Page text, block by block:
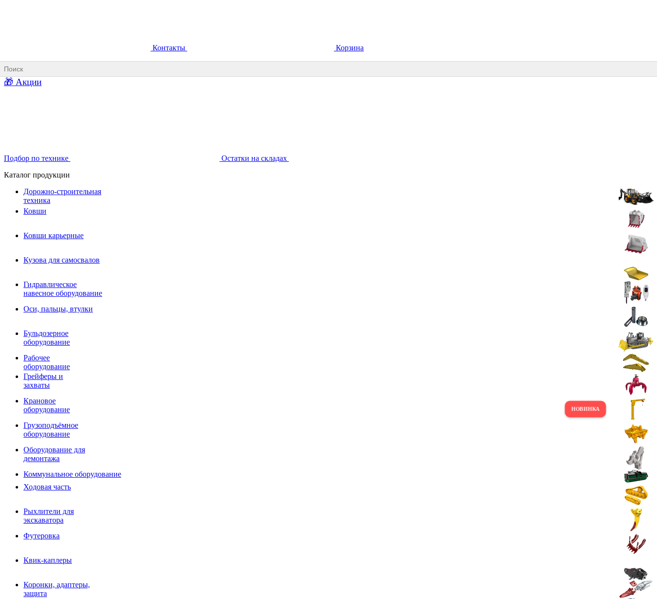
Ковши для фронтальных погрузчиков
Гидравлическое навесное
оборудование
Гидробуры и шнеки
Вибротрамбовки
Навесные дорожные фрезы
Виброрипперы
Ковши дробильные щековые
Ковши дробильные роторные
Сортировочные ковши барабанные
Сортировочные ковши вальцовые
Фрезы роторные
Фрезы дисковые
Траншеекопатели
Просеивающие ковши для фронтальных погрузчиков
Распределители асфальта
Переходные плиты
Гидроразводка
РВД
Сваерезки
Как выбрать гидромолот
Контакты Корзина
🎁 Акции
Подбор по технике
Остатки на складах
Каталог продукции
Дорожно-строительная
техника
Ковши
Ковши карьерные
Кузова для самосвалов
Гидравлическое
навесное оборудование
Оси, пальцы, втулки
Бульдозерное
оборудование
Рабочее
оборудование
Грейферы и
захваты
Крановое
оборудование
Грузоподъёмное
оборудование
Оборудование для
демонтажа
Коммунальное оборудование
Ходовая часть
Рыхлители для
экскаватора
Футеровка
Квик-каплеры
Коронки, адаптеры,
защита